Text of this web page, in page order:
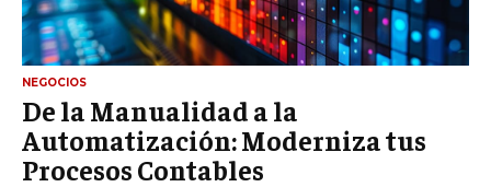
NEGOCIOS
De la Manualidad a la
Automatización: Moderniza tus
Procesos Contables